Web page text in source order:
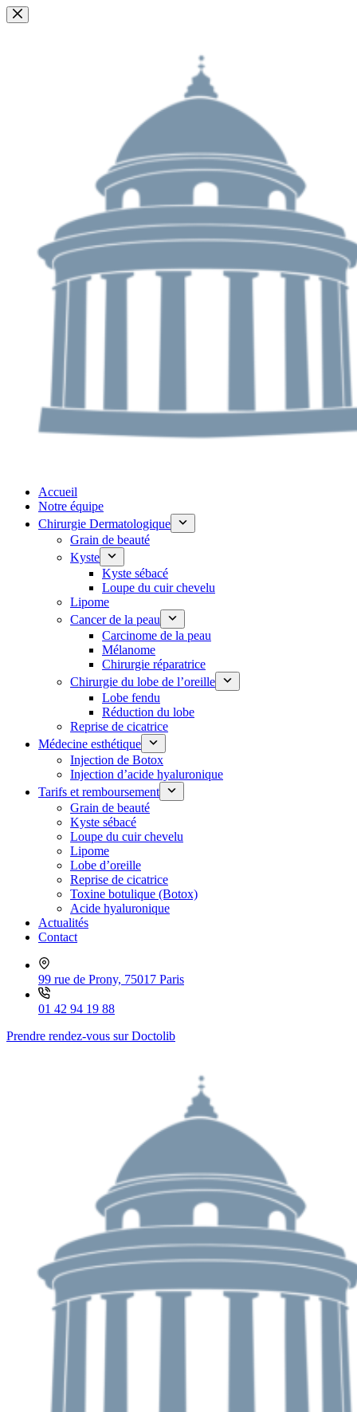
Passer
au
Accueil
Notre équipe
Chirurgie Dermatologique
Grain de beauté
Kyste
Kyste sébacé
Loupe du cuir chevelu
Lipome
Cancer de la peau
Carcinome de la peau
Mélanome
Chirurgie réparatrice
Chirurgie du lobe de l’oreille
Lobe fendu
Réduction du lobe
Reprise de cicatrice
Médecine esthétique
Injection de Botox
Injection d’acide hyaluronique
Tarifs et remboursement
Grain de beauté
Kyste sébacé
Loupe du cuir chevelu
Lipome
Lobe d’oreille
Reprise de cicatrice
Toxine botulique (Botox)
Acide hyaluronique
Actualités
Contact
99 rue de Prony, 75017 Paris
01 42 94 19 88
Prendre rendez-vous sur Doctolib